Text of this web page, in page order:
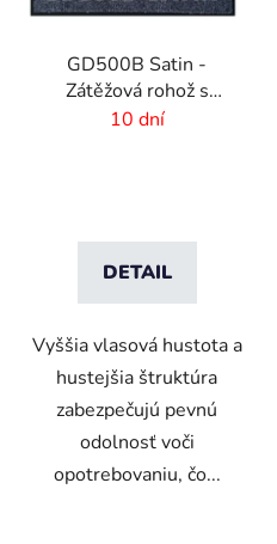
GD500B Satin -
Zátěžová rohož s
digitálnou potlačou a
10 dní
DETAIL
Vyššia vlasová hustota a
hustejšia štruktúra
zabezpečujú pevnú
odolnosť voči
opotrebovaniu, čo...